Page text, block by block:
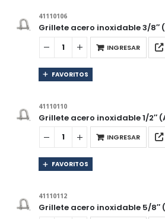
41110106
Grillete acero inoxidable 3/8″
INGRESAR
FAVORITOS
41110110
Grillete acero inoxidable 1/2″
INGRESAR
FAVORITOS
41110112
Grillete acero inoxidable 5/8″